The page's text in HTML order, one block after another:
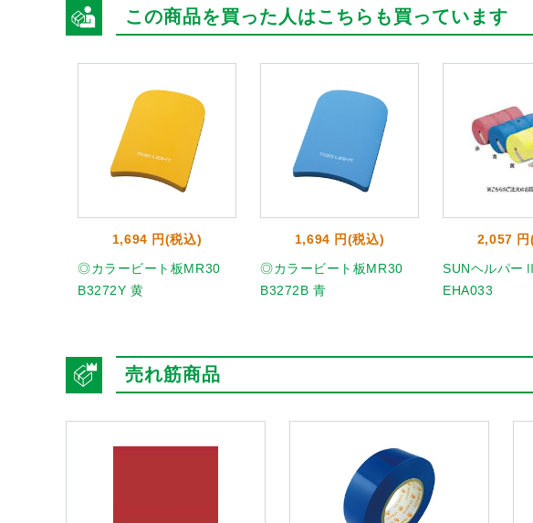
この商品を買った人はこちらも買っています
1,694 円(税込)
◎カラービート板MR30
B3272Y 黄
1,694 円(税込)
◎カラービート板MR30
B3272B 青
2,057 円
SUNヘルパー
EHA033
売れ筋商品